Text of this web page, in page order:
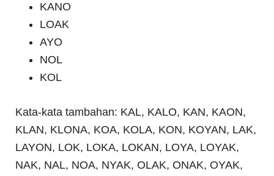
KANO
LOAK
AYO
NOL
KOL
Kata-kata tambahan: KAL, KALO, KAN, KAON,
KLAN, KLONA, KOA, KOLA, KON, KOYAN, LAK,
LAYON, LOK, LOKA, LOKAN, LOYA, LOYAK,
NAK, NAL, NOA, NYAK, OLAK, ONAK, OYAK,